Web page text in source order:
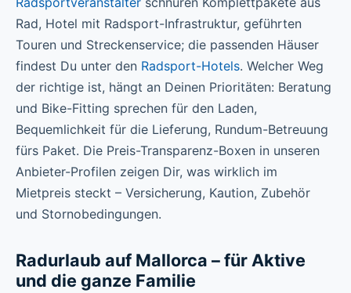
Rad, Hotel mit Radsport-Infrastruktur, geführten
Touren und Streckenservice; die passenden Häuser
findest Du unter den Radsport-Hotels. Welcher Weg
der richtige ist, hängt an Deinen Prioritäten: Beratung
und Bike-Fitting sprechen für den Laden,
Bequemlichkeit für die Lieferung, Rundum-Betreuung
fürs Paket. Die Preis-Transparenz-Boxen in unseren
Anbieter-Profilen zeigen Dir, was wirklich im
Mietpreis steckt – Versicherung, Kaution, Zubehör
und Stornobedingungen.
Radurlaub auf Mallorca – für Aktive
und die ganze Familie